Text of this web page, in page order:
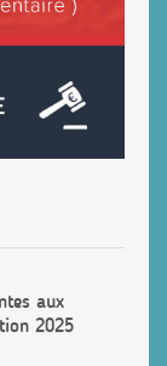
aux
2025